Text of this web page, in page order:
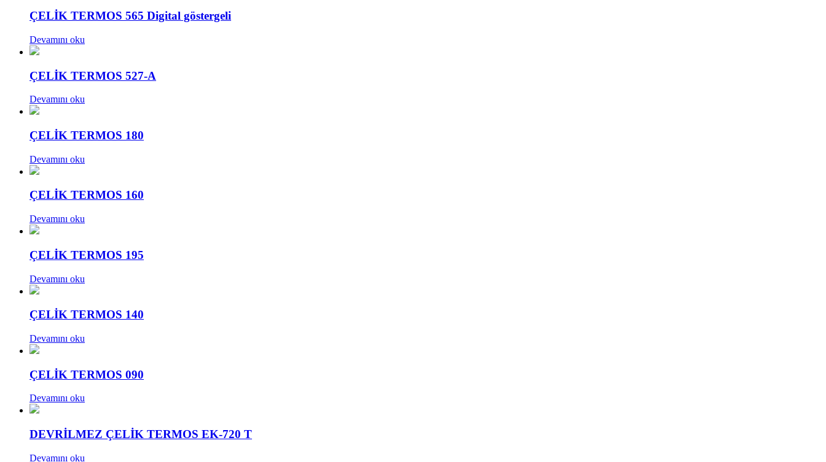
ÇELİK TERMOS 565 Digital göstergeli
Devamını oku
ÇELİK TERMOS 527-A
Devamını oku
ÇELİK TERMOS 180
Devamını oku
ÇELİK TERMOS 160
Devamını oku
ÇELİK TERMOS 195
Devamını oku
ÇELİK TERMOS 140
Devamını oku
ÇELİK TERMOS 090
Devamını oku
DEVRİLMEZ ÇELİK TERMOS EK-720 T
Devamını oku